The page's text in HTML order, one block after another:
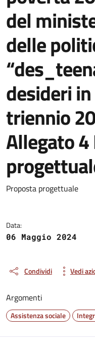
del
delle
desideri
triennio
Allegato
Dettagli del
Proposta progettuale
Data:
06 Maggio 2024
Condividi Vedi
Argomenti
Assistenza sociale